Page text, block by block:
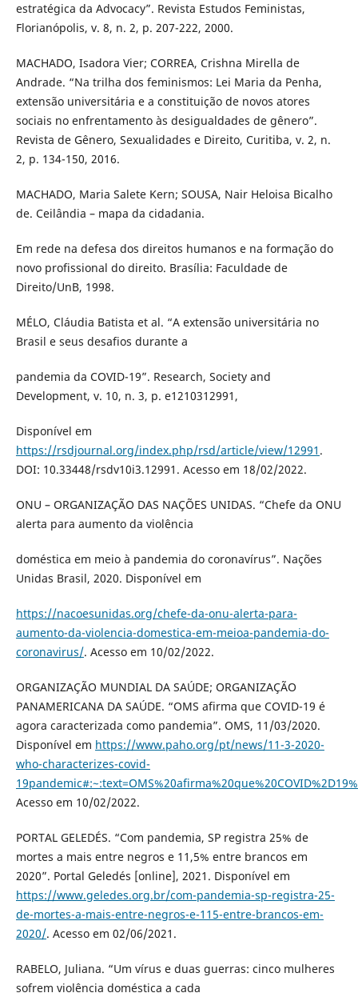
estratégica da Advocacy”. Revista Estudos Feministas,
Florianópolis, v. 8, n. 2, p. 207-222, 2000.
MACHADO, Isadora Vier; CORREA, Crishna Mirella de
Andrade. “Na trilha dos feminismos: Lei Maria da Penha,
extensão universitária e a constituição de novos atores
sociais no enfrentamento às desigualdades de gênero”.
Revista de Gênero, Sexualidades e Direito, Curitiba, v. 2, n.
2, p. 134-150, 2016.
MACHADO, Maria Salete Kern; SOUSA, Nair Heloisa Bicalho
de. Ceilândia – mapa da cidadania.
Em rede na defesa dos direitos humanos e na formação do
novo profissional do direito. Brasília: Faculdade de
Direito/UnB, 1998.
MÉLO, Cláudia Batista et al. “A extensão universitária no
Brasil e seus desafios durante a
pandemia da COVID-19”. Research, Society and
Development, v. 10, n. 3, p. e1210312991,
Disponível em
https://rsdjournal.org/index.php/rsd/article/view/12991 .
DOI: 10.33448/rsdv10i3.12991. Acesso em 18/02/2022.
ONU – ORGANIZAÇÃO DAS NAÇÕES UNIDAS. “Chefe da ONU
alerta para aumento da violência
doméstica em meio à pandemia do coronavírus”. Nações
Unidas Brasil, 2020. Disponível em
https://nacoesunidas.org/chefe-da-onu-alerta-para-
aumento-da-violencia-domestica-em-meioa-pandemia-do-
coronavirus/. Acesso em 10/02/2022.
ORGANIZAÇÃO MUNDIAL DA SAÚDE; ORGANIZAÇÃO
PANAMERICANA DA SAÚDE. “OMS afirma que COVID-19 é
agora caracterizada como pandemia”. OMS, 11/03/2020.
Disponível em https://www.paho.org/pt/news/11-3-2020-
who-characterizes-covid-
Acesso em 10/02/2022.
PORTAL GELEDÉS. “Com pandemia, SP registra 25% de
mortes a mais entre negros e 11,5% entre brancos em
2020”. Portal Geledés [online], 2021. Disponível em
https://www.geledes.org.br/com-pandemia-sp-registra-25-
de-mortes-a-mais-entre-negros-e-115-entre-brancos-em-
2020/. Acesso em 02/06/2021.
RABELO, Juliana. “Um vírus e duas guerras: cinco mulheres
sofrem violência doméstica a cada